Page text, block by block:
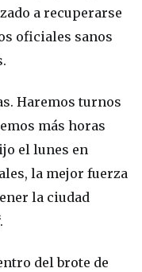
a recuperarse
oficiales sanos
Haremos turnos
más horas
el lunes en
la mejor fuerza
la ciudad
del brote de